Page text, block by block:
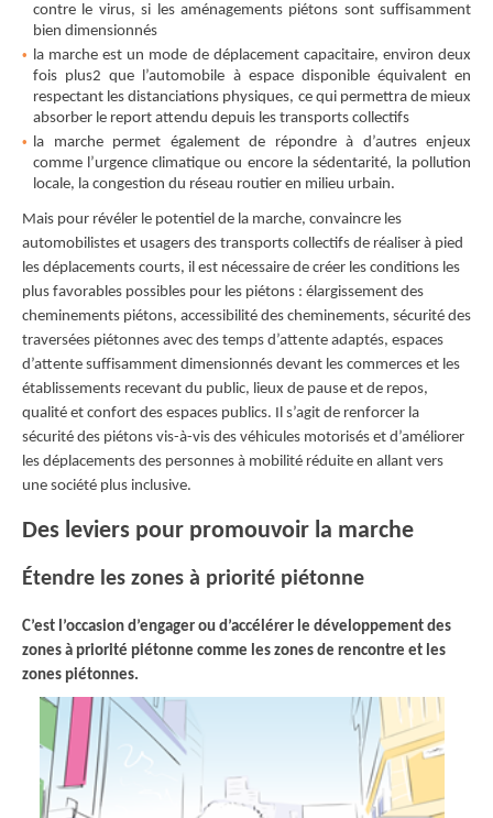
contre le virus, si les aménagements piétons sont suﬀisamment
bien dimensionnés
la marche est un mode de déplacement capacitaire, environ deux
fois plus2 que l’automobile à espace disponible équivalent en
respectant les distanciations physiques, ce qui permettra de mieux
absorber le report attendu depuis les transports collectifs
la marche permet également de répondre à d’autres enjeux
comme l’urgence climatique ou encore la sédentarité, la pollution
locale, la congestion du réseau routier en milieu urbain.
Mais pour révéler le potentiel de la marche, convaincre les
automobilistes et usagers des transports collectifs de réaliser à pied
les déplacements courts, il est nécessaire de créer les conditions les
plus favorables possibles pour les piétons : élargissement des
cheminements piétons, accessibilité des cheminements, sécurité des
traversées piétonnes avec des temps d’attente adaptés, espaces
d’attente suﬀisamment dimensionnés devant les commerces et les
établissements recevant du public, lieux de pause et de repos,
qualité et confort des espaces publics. Il s’agit de renforcer la
sécurité des piétons vis-à-vis des véhicules motorisés et d’améliorer
les déplacements des personnes à mobilité réduite en allant vers
une société plus inclusive.
Des leviers pour promouvoir la marche
Étendre les zones à priorité piétonne
C’est l’occasion d’engager ou d’accélérer le développement des
zones à priorité piétonne comme les zones de rencontre et les
zones piétonnes.